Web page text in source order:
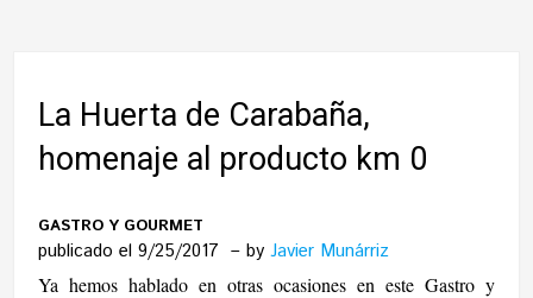
La Huerta de Carabaña,
homenaje al producto km 0
GASTRO Y GOURMET
publicado el 9/25/2017 byJavier Munárriz
Ya hemos hablado en otras ocasiones en este Gastro y